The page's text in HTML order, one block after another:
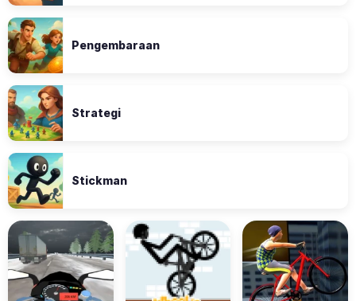
Pengembaraan
Strategi
Stickman